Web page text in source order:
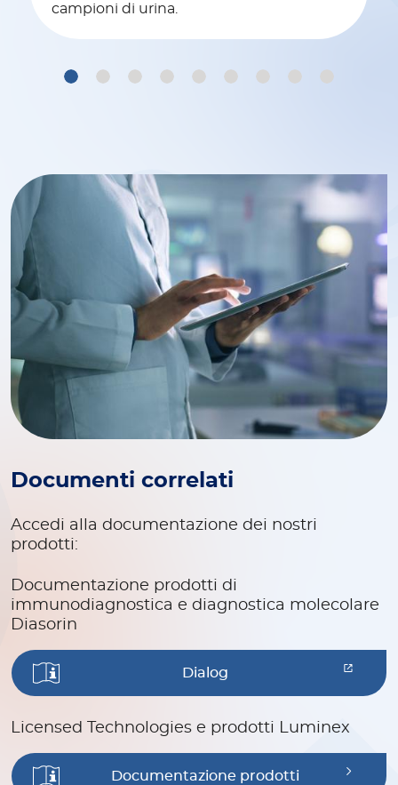
campioni di urina.
1 2 3 4 5 6 7 8 9
Documenti correlati
Accedi alla documentazione dei nostri
prodotti:
Documentazione prodotti di
immunodiagnostica e diagnostica molecolare
Diasorin
Dialog
Licensed Technologies e prodotti Luminex
Documentazione prodotti